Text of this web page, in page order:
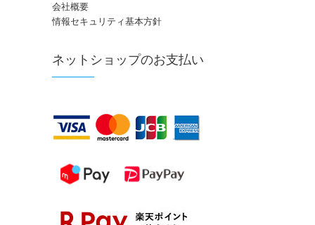
会社概要
情報セキュリティ基本方針
ネットショップのお支払い